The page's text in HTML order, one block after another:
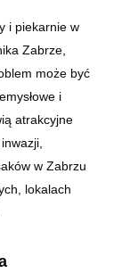
i piekarnie w
Zabrze,
może być
i
atrakcyjne
w Zabrzu
lokalach